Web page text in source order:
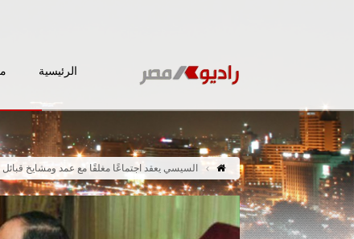
الرئيسية
السيسي يعقد اجتماعًا مغلقًا مع عمد ومشايخ